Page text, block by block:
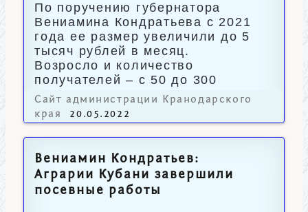
По поручению губернатора
Вениамина Кондратьева с 2021
года ее размер увеличили до 5
тысяч рублей в месяц.
Возросло и количество
получателей – с 50 до 300
человек.
Сайт администрации Кранодарского
края
20.05.2022
Вениамин Кондратьев:
Аграрии Кубани завершили
посевные работы